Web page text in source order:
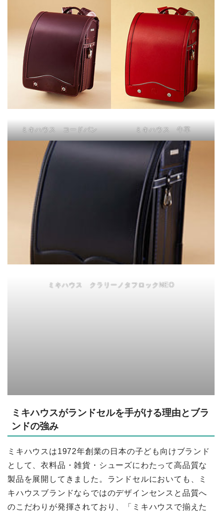
ミキハウス コードバン ミキハウス 牛革
ミキハウス クラリーノタフロックNEO
ミキハウスがランドセルを手がける理由とブラ
ンドの強み
ミキハウスは1972年創業の日本の子ども向けブランド
として、衣料品・雑貨・シューズにわたって高品質な
製品を展開してきました。ランドセルにおいても、ミ
キハウスブランドならではのデザインセンスと品質へ
のこだわりが発揮されており、「ミキハウスで揃えた